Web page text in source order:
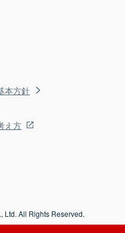
本方針
え方
Ltd. All Rights Reserved.